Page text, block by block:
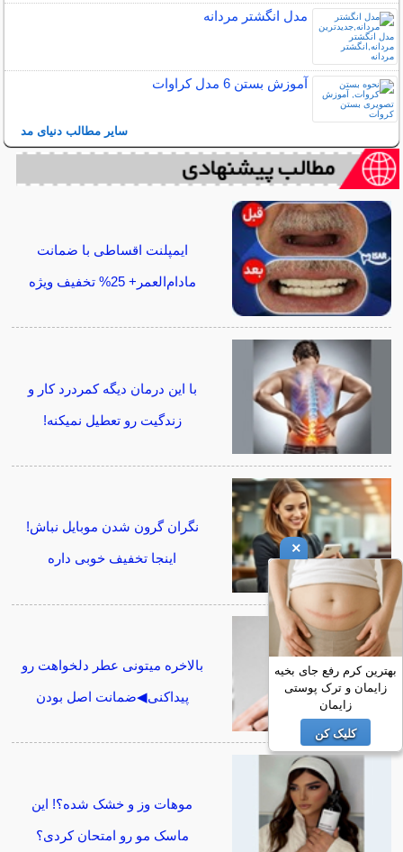
مدل انگشتر مردانه
آموزش بستن 6 مدل کراوات
سایر مطالب دنیای مد
ایمپلنت اقساطی با ضمانت
مادام‌العمر+ 25% تخفیف ویژه
با این درمان دیگه کمردرد کار و
زندگیت رو تعطیل نمیکنه!
نگران گرون شدن موبایل نباش!
اینجا تخفیف خوبی داره
بالاخره میتونی عطر دلخواهت رو
پیداکنی◀ضمانت اصل بودن
موهات وز و خشک شده؟! این
ماسک مو رو امتحان کردی؟
×
بهترین کرم رفع جای بخیه
زایمان و ترک پوستی
زایمان
کلیک کن